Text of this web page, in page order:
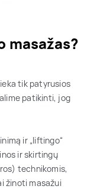
masažas?
tik patyrusios
patikinti, jog
ir „liftingo“
ir skirtingų
technikomis,
žinoti masažui